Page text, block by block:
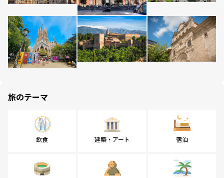
旅のテーマ
飲食 建築・アート 宿泊